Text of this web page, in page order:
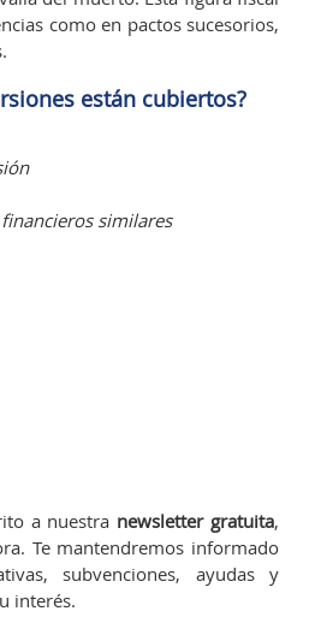
como en pactos sucesorios,
están cubiertos?
similares
a nuestra newsletter gratuita,
Te mantendremos informado
subvenciones, ayudas y
interés.